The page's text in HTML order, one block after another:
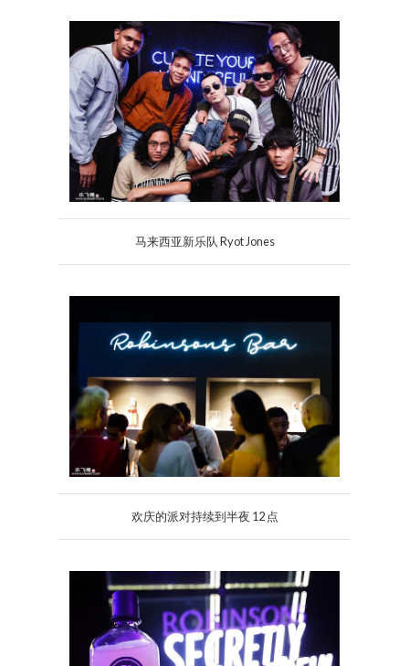
马来西亚新乐队 Ryot Jones
欢庆的派对持续到半夜 12 点